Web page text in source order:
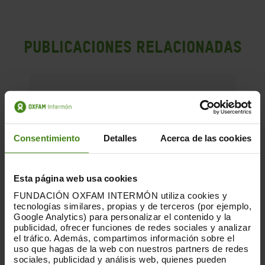
Consentimiento Detalles Acerca de las cookies
Esta página web usa cookies
FUNDACIÓN OXFAM INTERMÓN utiliza cookies y
tecnologías similares, propias y de terceros (por ejemplo,
Google Analytics) para personalizar el contenido y la
publicidad, ofrecer funciones de redes sociales y analizar
el tráfico. Además, compartimos información sobre el
uso que hagas de la web con nuestros partners de redes
sociales, publicidad y análisis web, quienes pueden
PUBLICACIONES RELACIONADAS